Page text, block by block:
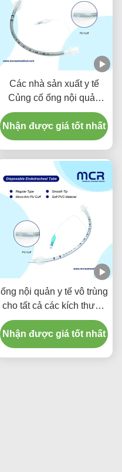
Các nhà sản xuất y tế
Củng cố ống nội quản
dùng một lần miễn DEHP
Nhận được giá tốt nhất
ống nội quản y tế vô trùng
cho tất cả các kích thước
với CE ISO
Nhận được giá tốt nhất